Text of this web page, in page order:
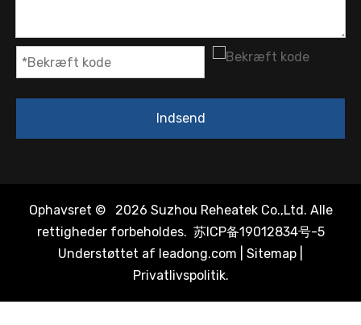
Indsend
Ophavsret © 2026 Suzhou Reheatek Co.,Ltd. Alle
rettigheder forbeholdes. 苏ICP备19012834号-5
Understøttet af leadong.com Sitemap
Privatlivspolitik.